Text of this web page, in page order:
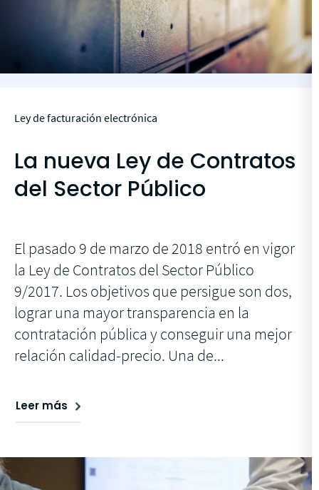
Ley de facturación electrónica
La nueva Ley de Contratos
del Sector Público
El pasado 9 de marzo de 2018 entró en vigor
la Ley de Contratos del Sector Público
9/2017. Los objetivos que persigue son dos,
lograr una mayor transparencia en la
contratación pública y conseguir una mejor
relación calidad-precio. Una de...
Leer más